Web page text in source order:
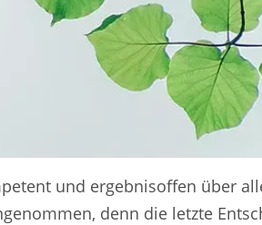
und ergebnisoffen über
denn die letzte